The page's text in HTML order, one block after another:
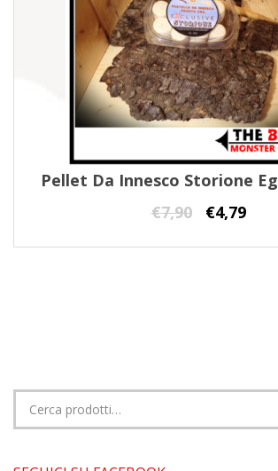
Pellet Da Innesco Storione
€7,90 €4,79
Cerca: